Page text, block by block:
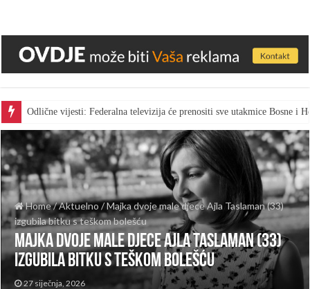
Odlične vijesti: Federalna televizija će prenositi sve utakmice Bosne i
Home/Aktuelno/Majka dvoje male djece Ajla Taslaman (33)
izgubila bitku s teškom bolešću
Majka dvoje male djece Ajla Taslaman (33)
izgubila bitku s teškom bolešću
27 siječnja, 2026